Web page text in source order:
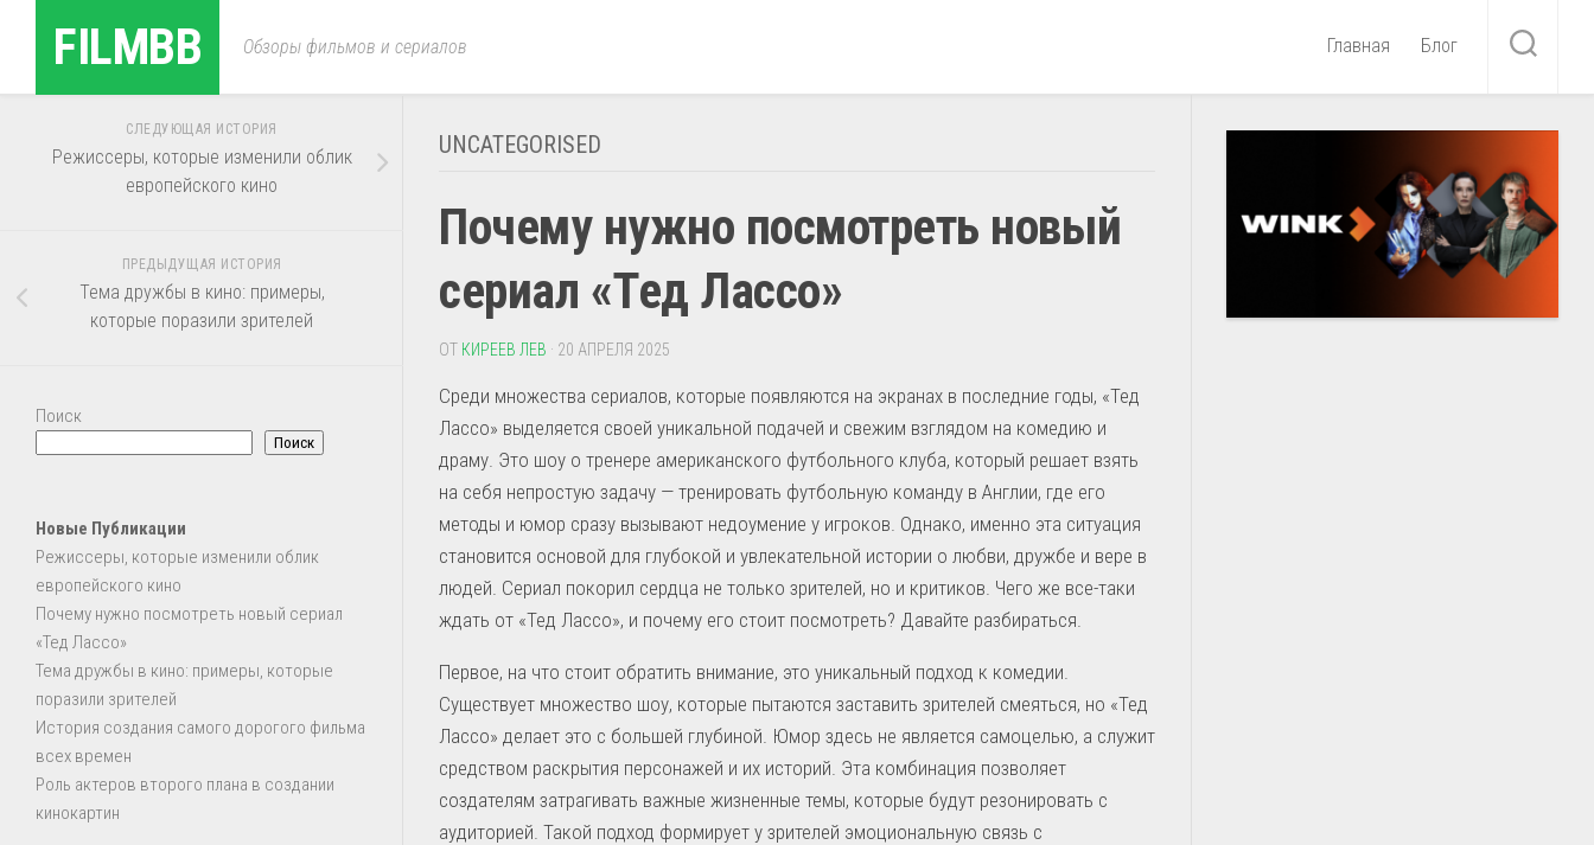
содержаниюFILMBB Обзоры фильмов и сериалов Главная Блог
UNCATEGORISED
Почему нужно посмотреть новый
сериал «Тед Лассо»
ОТ КИРЕЕВ ЛЕВ · 20 АПРЕЛЯ 2025
Среди множества сериалов, которые появляются на экранах в последние годы, «Тед
Лассо» выделяется своей уникальной подачей и свежим взглядом на комедию и
драму. Это шоу о тренере американского футбольного клуба, который решает взять
на себя непростую задачу — тренировать футбольную команду в Англии, где его
методы и юмор сразу вызывают недоумение у игроков. Однако, именно эта ситуация
становится основой для глубокой и увлекательной истории о любви, дружбе и вере в
людей. Сериал покорил сердца не только зрителей, но и критиков. Чего же все-таки
ждать от «Тед Лассо», и почему его стоит посмотреть? Давайте разбираться.
Первое, на что стоит обратить внимание, это уникальный подход к комедии.
Существует множество шоу, которые пытаются заставить зрителей смеяться, но «Тед
Лассо» делает это с большей глубиной. Юмор здесь не является самоцелью, а служит
средством раскрытия персонажей и их историй. Эта комбинация позволяет
создателям затрагивать важные жизненные темы, которые будут резонировать с
аудиторией. Такой подход формирует у зрителей эмоциональную связь с
СЛЕДУЮЩАЯ ИСТОРИЯ
Режиссеры, которые изменили облик
европейского кино
ПРЕДЫДУЩАЯ ИСТОРИЯ
Тема дружбы в кино: примеры,
которые поразили зрителей
Поиск
Поиск
Новые Публикации
Режиссеры, которые изменили облик
европейского кино
Почему нужно посмотреть новый сериал
«Тед Лассо»
Тема дружбы в кино: примеры, которые
поразили зрителей
История создания самого дорогого фильма
всех времен
Роль актеров второго плана в создании
кинокартин